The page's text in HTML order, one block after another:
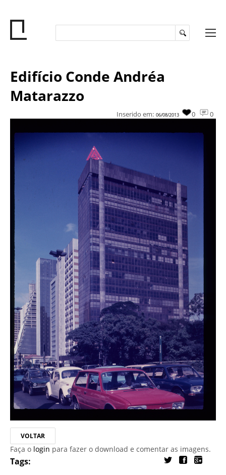
Edifício Conde Andréa
Matarazzo
0
0
Inserido em: 06/08/2013
VOLTAR
Faça o login para fazer o download e comentar as imagens.
Tags: